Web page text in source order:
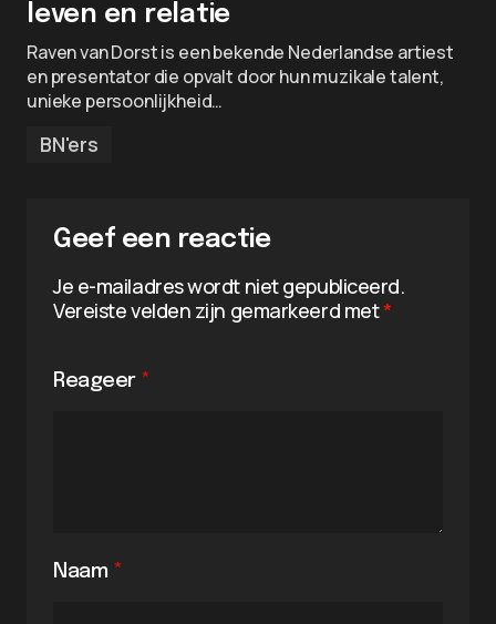
leven en relatie
Raven van Dorst is een bekende Nederlandse artiest
en presentator die opvalt door hun muzikale talent,
unieke persoonlijkheid…
BN'ers
Geef een reactie
Je e-mailadres wordt niet gepubliceerd.
Vereiste velden zijn gemarkeerd met*
Reageer *
Naam *